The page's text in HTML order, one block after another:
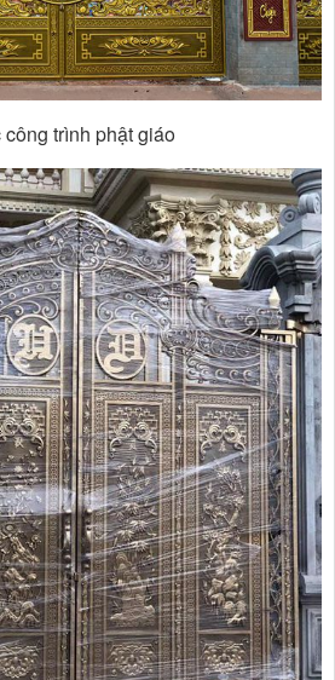
trình phật giáo